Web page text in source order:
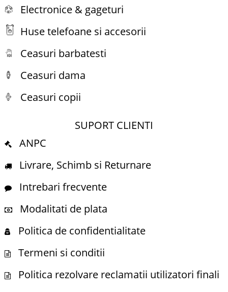
Electronice & gageturi
Huse telefoane si accesorii
Ceasuri barbatesti
Ceasuri dama
Ceasuri copii
SUPORT CLIENTI
ANPC
Livrare, Schimb si Returnare
Intrebari frecvente
Modalitati de plata
Politica de confidentialitate
Termeni si conditii
Politica rezolvare reclamatii utilizatori finali